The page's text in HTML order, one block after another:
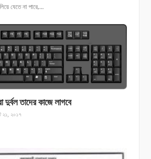
যেতে না পারে,...
দুর্বল তাদের কাজে লাগবে
২১, ২০১৭